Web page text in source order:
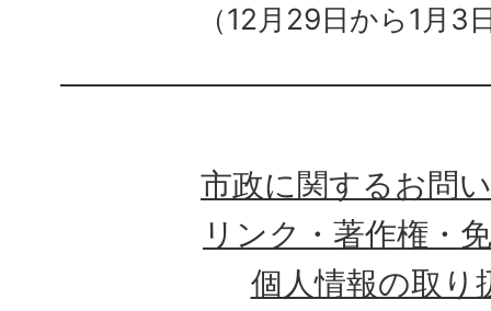
（12月29日から1月3
市政に関するお問
リンク・著作権・
個人情報の取り